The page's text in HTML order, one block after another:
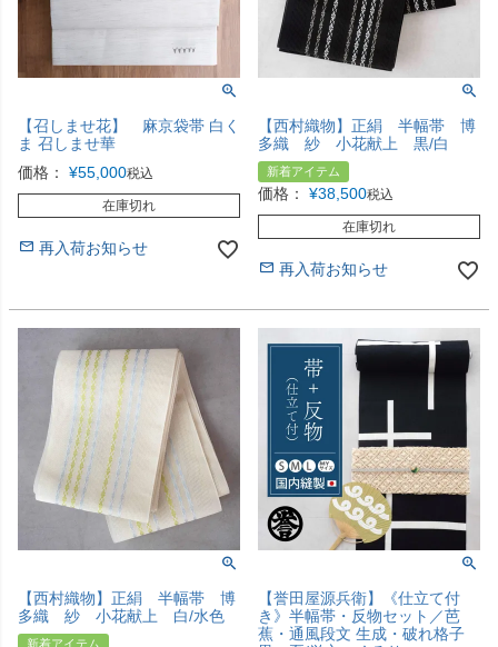
【召しませ花】 麻京袋帯 白く
ま 召しませ華
価格：
¥55,000税込
在庫切れ
再入荷お知らせ
【西村織物】正絹 半幅帯 博
多織 紗 小花献上 黒/白
新着アイテム
価格： ¥38,500税込
在庫切れ
再入荷お知らせ
【西村織物】正絹 半幅帯 博
多織 紗 小花献上 白/水色
新着アイテム
【誉田屋源兵衛】《仕立て付
き》半幅帯・反物セット／芭
蕉・通風段文 生成・破れ格子